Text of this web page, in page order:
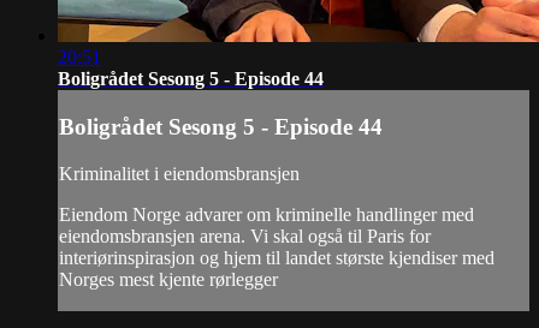
20:51
Boligrådet Sesong 5 - Episode 44
Boligrådet Sesong 5 - Episode 44
Kriminalitet i eiendomsbransjen
Eiendom Norge advarer om kriminelle handlinger med
eiendomsbransjen arena. Vi skal også til Paris for
interiørinspirasjon og hjem til landet største kjendiser med
Norges mest kjente rørlegger